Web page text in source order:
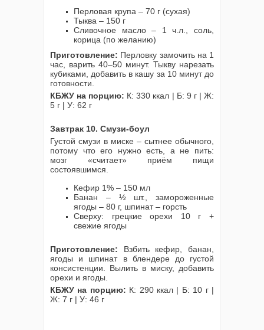
Перловая крупа – 70 г (сухая)
Тыква – 150 г
Сливочное масло – 1 ч.л., соль,
корица (по желанию)
Приготовление: Перловку замочить на 1
час, варить 40–50 минут. Тыкву нарезать
кубиками, добавить в кашу за 10 минут до
готовности.
КБЖУ на порцию: К: 330 ккал | Б: 9 г | Ж:
5 г | У: 62 г
Завтрак 10. Смузи-боул
Густой смузи в миске – сытнее обычного,
потому что его нужно есть, а не пить:
мозг «считает» приём пищи
состоявшимся.
Кефир 1% – 150 мл
Банан – ½ шт., замороженные
ягоды – 80 г, шпинат – горсть
Сверху: грецкие орехи 10 г +
свежие ягоды
Приготовление: Взбить кефир, банан,
ягоды и шпинат в блендере до густой
консистенции. Вылить в миску, добавить
орехи и ягоды.
КБЖУ на порцию: К: 290 ккал | Б: 10 г |
Ж: 7 г | У: 46 г